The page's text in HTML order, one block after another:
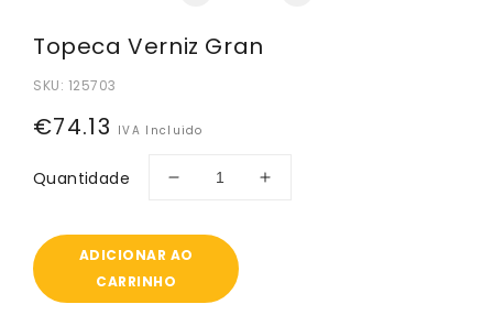
Topeca Verniz Gran
SKU: 125703
Preço
€74.13 IVA Incluido
Quantidade
Diminuir
quantidade
de
Topeca
verniz
Aumentar
ADICIONAR AO
CARRINHO